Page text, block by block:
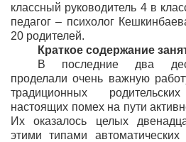
классный руководитель 4 в
педагог – психолог
20 родителей.
Краткое содержание
В последние два
проделали очень важную
традиционных
настоящих помех на пути
Их оказалось целых
этими типами